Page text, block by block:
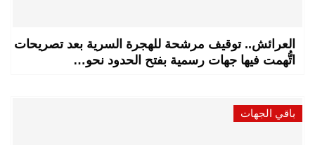
العرائش.. توقيف مرشحة للهجرة السرية بعد تصريحات
اتُّهمت فيها جهات رسمية بفتح الحدود نحو…
باقي الجهات